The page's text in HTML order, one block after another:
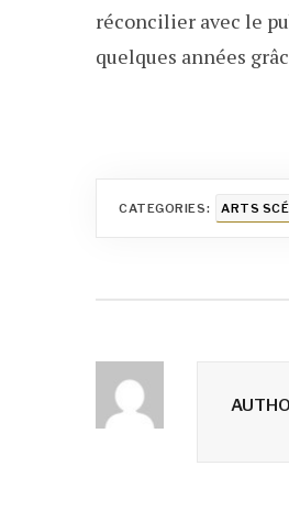
réconcilier avec le
quelques années
CATEGORIES: ARTS